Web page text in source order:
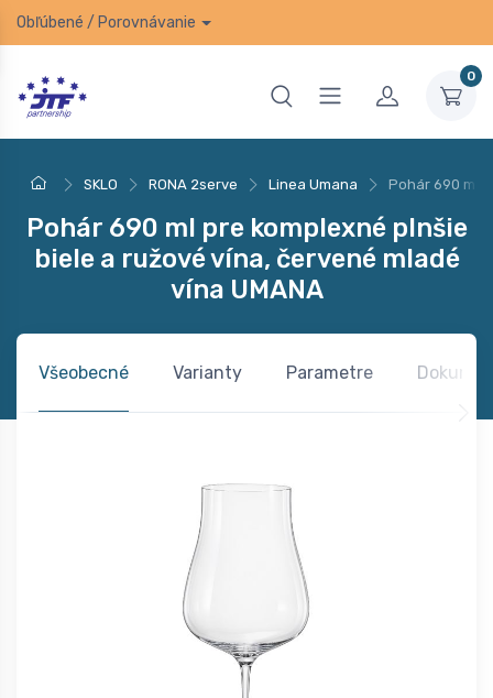
Obľúbené / Porovnávanie
0
SKLO RONA 2serve Linea Umana Pohár 690 ml
Pohár 690 ml pre komplexné plnšie
biele a ružové vína, červené mladé
vína UMANA
Všeobecné Varianty Parametre